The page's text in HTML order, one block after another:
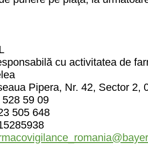
cu activitatea de
Pipera, Nr. 42, Sector 2,
59 09
505 648